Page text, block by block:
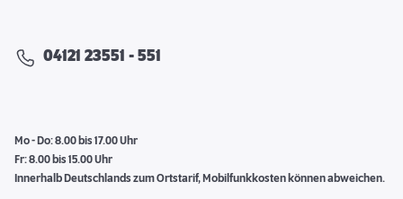
04121 23551 - 551
Mo - Do: 8.00 bis 17.00 Uhr
Fr: 8.00 bis 15.00 Uhr
Innerhalb Deutschlands zum Ortstarif, Mobilfunkkosten können abweichen.